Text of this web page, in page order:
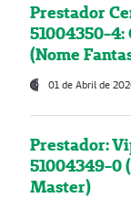
Prestador
51004350-
(Nome
01 de Abril de
Prestador:
51004349-0
Master)